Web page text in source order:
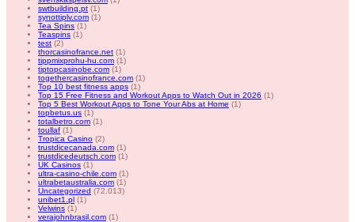
swtbuilding.pt (1)
synottiplv.com (1)
Tea Spins (1)
Teaspins (1)
test (2)
thorcasinofrance.net (1)
tippmixprohu-hu.com (1)
tiptopcasinobe.com (1)
togethercasinofrance.com (1)
Top 10 best fitness apps (1)
Top 15 Free Fitness and Workout Apps to Watch Out in 2026 (1)
Top 5 Best Workout Apps to Tone Your Abs at Home (1)
topbetus.us (1)
totalbetro.com (1)
toullaf (1)
Tropica Casino (2)
trustdicecanada.com (1)
trustdicedeutsch.com (1)
UK Casinos (1)
ultra-casino-chile.com (1)
ultrabetaustralia.com (1)
Uncategorized (72.013)
unibet1.pl (1)
Velwins (1)
verajohnbrasil.com (1)